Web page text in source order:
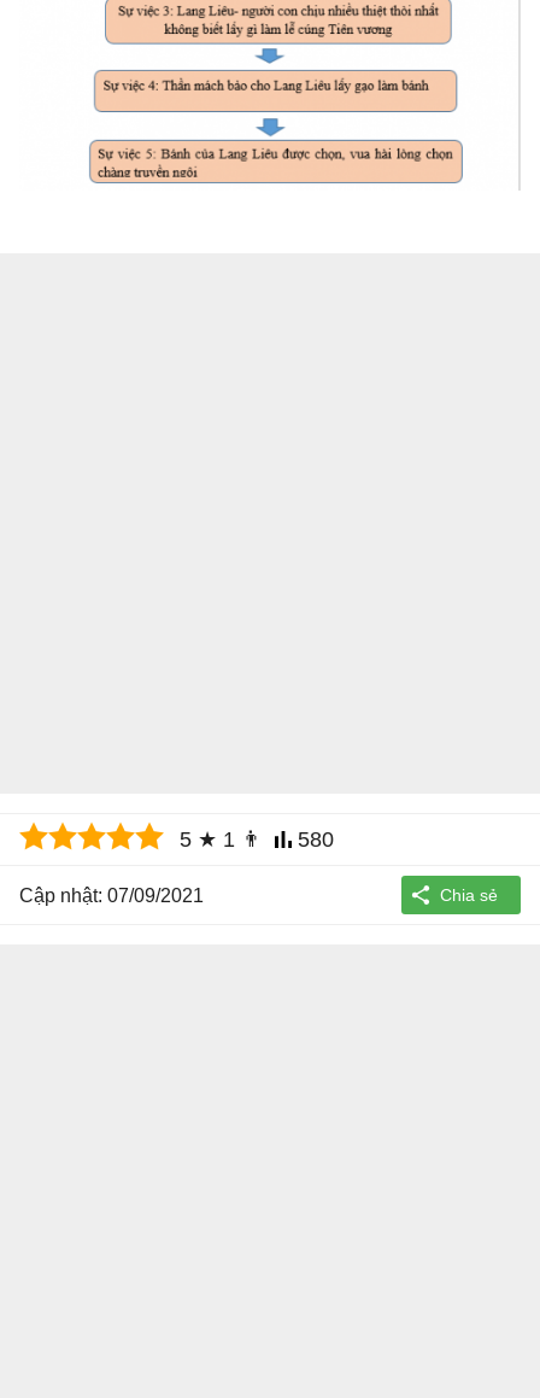
5 ★ 1 👨 580
Cập nhật: 07/09/2021